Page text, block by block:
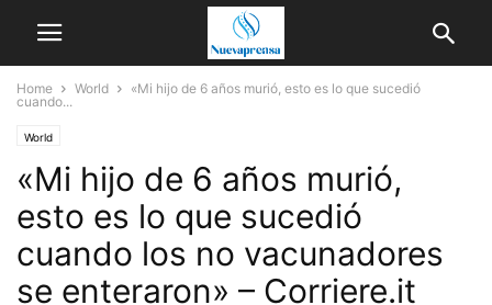
Home World
«Mi hijo de 6 años murió, esto es lo que sucedió
cuando...
World
«Mi hijo de 6 años murió,
esto es lo que sucedió
cuando los no vacunadores
se enteraron» – Corriere.it